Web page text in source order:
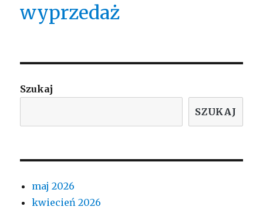
wyprzedaż
Szukaj
SZUKAJ
maj 2026
kwiecień 2026